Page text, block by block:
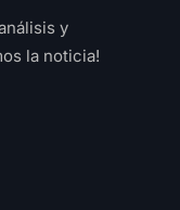
y
la noticia!